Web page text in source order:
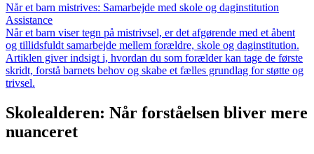
Når et barn mistrives: Samarbejde med skole og daginstitution
Assistance
Når et barn viser tegn på mistrivsel, er det afgørende med et åbent
og tillidsfuldt samarbejde mellem forældre, skole og daginstitution.
Artiklen giver indsigt i, hvordan du som forælder kan tage de første
skridt, forstå barnets behov og skabe et fælles grundlag for støtte og
trivsel.
Skolealderen: Når forståelsen bliver mere
nuanceret